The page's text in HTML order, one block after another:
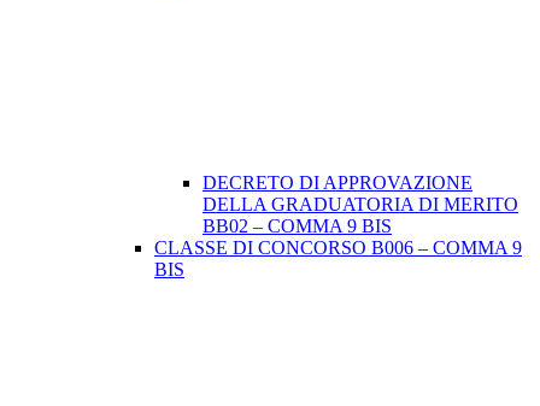
DECRETO DI APPROVAZIONE
DELLA GRADUATORIA DI MERITO
BB02 – COMMA 9 BIS
CLASSE DI CONCORSO B006 – COMMA 9
BIS